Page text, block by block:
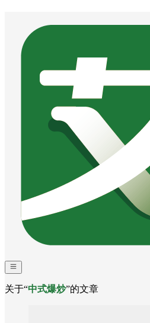
关于“中式爆炒”的文章